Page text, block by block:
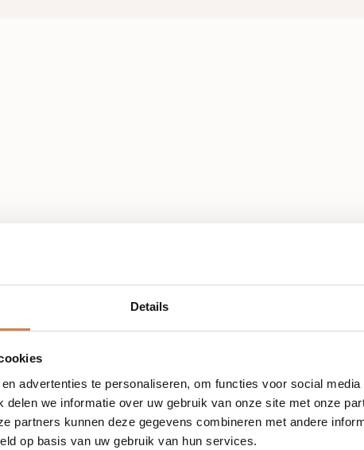
Details
advertenties te personaliseren, om functies voor social media
delen we informatie over uw gebruik van onze site met onze
partners kunnen deze gegevens combineren met andere
op basis van uw gebruik van hun services.
Hyaluronic Sheet
Mask